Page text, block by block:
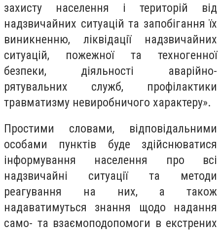
захисту населення і територій від
надзвичайних ситуацій та запобігання їх
виникненню, ліквідації надзвичайних
ситуацій, пожежної та техногенної
безпеки, діяльності аварійно-
рятувальних служб, профілактики
травматизму невиробничого характеру».
Простими словами, відповідальними
особами пунктів буде здійснюватися
інформування населення про всі
надзвичайні ситуації та методи
реагування на них, а також
надаватимуться знання щодо надання
само- та взаємоподопомоги в екстрених